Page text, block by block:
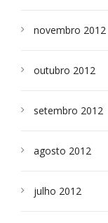
novembro 2012
outubro 2012
setembro 2012
agosto 2012
julho 2012